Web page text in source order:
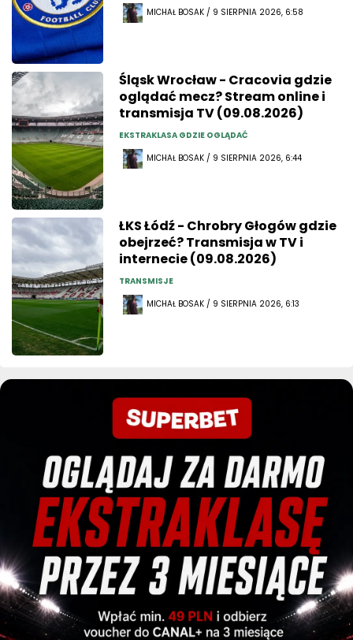
MICHAŁ BOSAK / 9 SIERPNIA 2026, 6:58
Śląsk Wrocław - Cracovia gdzie
oglądać mecz? Stream online i
transmisja TV (09.08.2026)
EKSTRAKLASA GDZIE OGLĄDAĆ
MICHAŁ BOSAK / 9 SIERPNIA 2026, 6:44
ŁKS Łódź - Chrobry Głogów gdzie
obejrzeć? Transmisja w TV i
internecie (09.08.2026)
TRANSMISJE
MICHAŁ BOSAK / 9 SIERPNIA 2026, 6:13